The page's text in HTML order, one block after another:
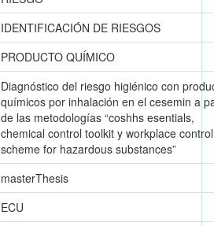
IDENTIFICACIÓN DE RIESGOS
PRODUCTO QUÍMICO
Diagnóstico del riesgo higiénico con
químicos por inhalación en el cesemin a
de las metodologías “coshhs esentials,
chemical control toolkit y workplace control
scheme for hazardous substances”
masterThesis
ECU